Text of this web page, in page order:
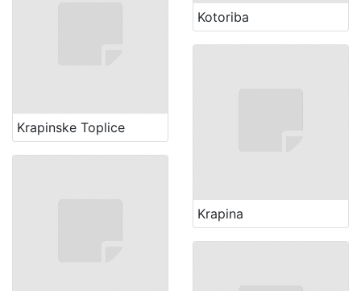
Kotoriba
Krapina
Krapinske Toplice